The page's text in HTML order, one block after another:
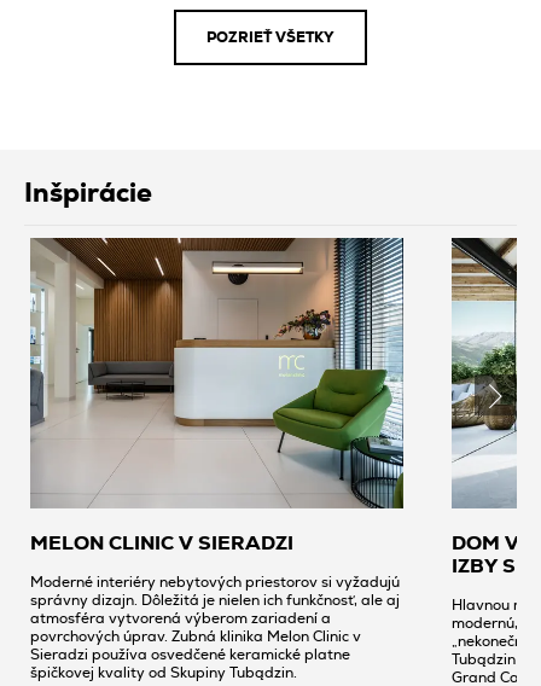
POZRIEŤ VŠETKY
Inšpirácie
MELON CLINIC V SIERADZI
Moderné interiéry nebytových priestorov si vyžadujú
správny dizajn. Dôležitá je nielen ich funkčnosť, ale aj
atmosféra vytvorená výberom zariadení a
povrchových úprav. Zubná klinika Melon Clinic v
Sieradzi používa osvedčené keramické platne
špičkovej kvality od Skupiny Tubądzin.
DOM V
IZBY
Hlavnou
modernú,
Tubądzin z
Grand